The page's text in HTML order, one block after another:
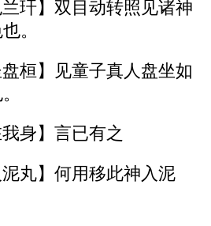
兰玕】双目动转照见诸神
。
盘桓】见童子真人盘坐如
我身】言已有之
泥丸】何用移此神入泥